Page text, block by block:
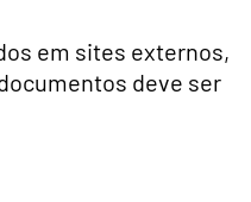
em sites externos,
deve ser